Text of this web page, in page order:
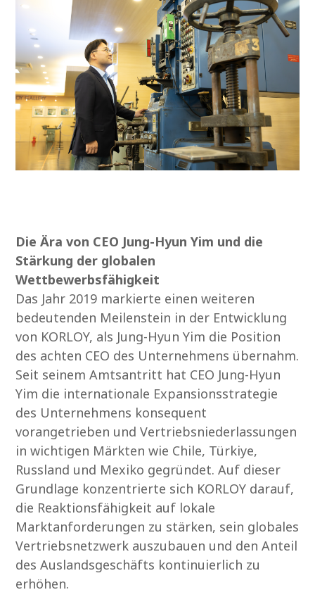
Die Ära von CEO Jung-Hyun Yim und die
Stärkung der globalen
Wettbewerbsfähigkeit
Das Jahr 2019 markierte einen weiteren
bedeutenden Meilenstein in der Entwicklung
von KORLOY, als Jung-Hyun Yim die Position
des achten CEO des Unternehmens übernahm.
Seit seinem Amtsantritt hat CEO Jung-Hyun
Yim die internationale Expansionsstrategie
des Unternehmens konsequent
vorangetrieben und Vertriebsniederlassungen
in wichtigen Märkten wie Chile, Türkiye,
Russland und Mexiko gegründet. Auf dieser
Grundlage konzentrierte sich KORLOY darauf,
die Reaktionsfähigkeit auf lokale
Marktanforderungen zu stärken, sein globales
Vertriebsnetzwerk auszubauen und den Anteil
des Auslandsgeschäfts kontinuierlich zu
erhöhen.